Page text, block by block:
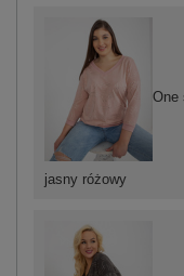
jasny różowy
One